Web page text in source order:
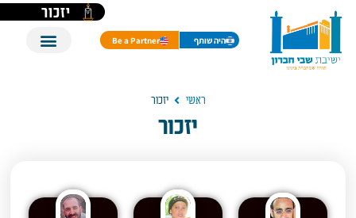
יזכור
היה שותף Be a Partner
ראשי יזכור
יזכור